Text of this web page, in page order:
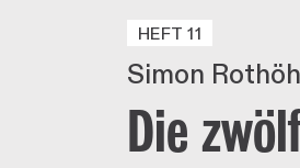
HEFT 11
Simon
Die